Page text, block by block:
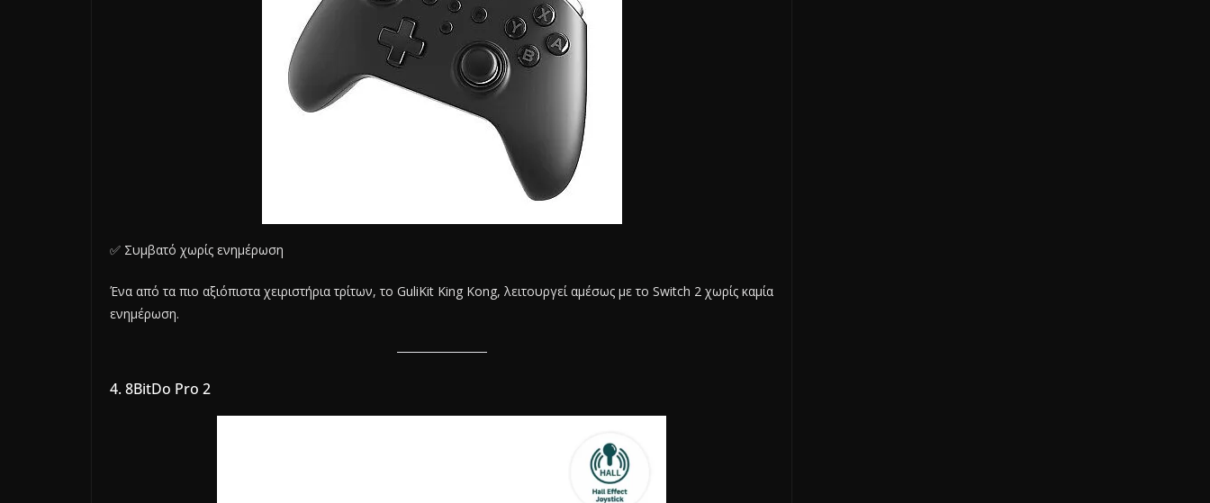
✅ Συμβατό χωρίς ενημέρωση
Ένα από τα πιο αξιόπιστα χειριστήρια τρίτων, το GuliKit King Kong, λειτουργεί αμέσως με το Switch 2 χωρίς καμία
ενημέρωση.
4. 8BitDo Pro 2